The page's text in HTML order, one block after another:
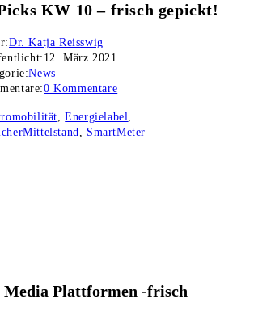
KW 10 – frisch gepickt!
Dr. Katja Reisswig
12. März 2021
News
0 Kommentare
, Energielabel,
, SmartMeter
Media Plattformen -frisch